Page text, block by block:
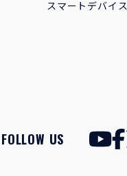
スマートデバイス
FOLLOW US